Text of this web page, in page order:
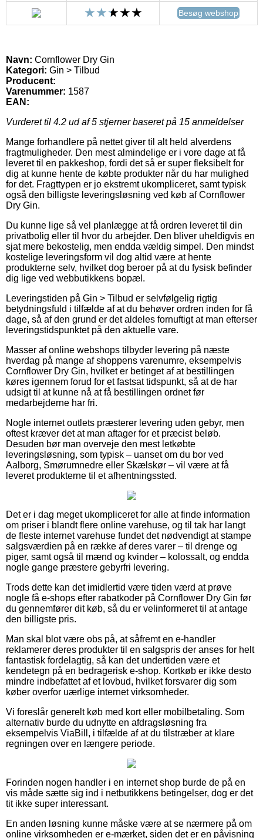
Besøg webshop
Navn: Cornflower Dry Gin
Kategori: Gin > Tilbud
Producent:
Varenummer: 1587
EAN:
Vurderet til 4.2 ud af 5 stjerner baseret på 15 anmeldelser
Mange forhandlere på nettet giver til alt held alverdens
fragtmuligheder. Den mest almindelige er i vore dage at få
leveret til en pakkeshop, fordi det så er super fleksibelt for
dig at kunne hente de købte produkter når du har mulighed
for det. Fragttypen er jo ekstremt ukompliceret, samt typisk
også den billigste leveringsløsning ved køb af Cornflower
Dry Gin.
Du kunne lige så vel planlægge at få ordren leveret til din
privatbolig eller til hvor du arbejder. Den bliver uheldigvis en
sjat mere bekostelig, men endda vældig simpel. Den mindst
kostelige leveringsform vil dog altid være at hente
produkterne selv, hvilket dog beroer på at du fysisk befinder
dig lige ved webbutikkens bopæl.
Leveringstiden på Gin > Tilbud er selvfølgelig rigtig
betydningsfuld i tilfælde af at du behøver ordren inden for få
dage, så af den grund er det aldeles fornuftigt at man efterser
leveringstidspunktet på den aktuelle vare.
Masser af online webshops tilbyder levering på næste
hverdag på mange af shoppens varenumre, eksempelvis
Cornflower Dry Gin, hvilket er betinget af at bestillingen
køres igennem forud for et fastsat tidspunkt, så at de har
udsigt til at kunne nå at få bestillingen ordnet før
medarbejderne har fri.
Nogle internet outlets præsterer levering uden gebyr, men
oftest kræver det at man aftager for et præcist beløb.
Desuden bør man overveje den mest letkøbte
leveringsløsning, som typisk – uanset om du bor ved
Aalborg, Smørumnedre eller Skælskør – vil være at få
leveret produkterne til et afhentningssted.
Det er i dag meget ukompliceret for alle at finde information
om priser i blandt flere online varehuse, og til tak har langt
de fleste internet varehuse fundet det nødvendigt at stampe
salgsværdien på en række af deres varer – til drenge og
piger, samt også til mænd og kvinder – kolossalt, og endda
nogle gange præstere gebyrfri levering.
Trods dette kan det imidlertid være tiden værd at prøve
nogle få e-shops efter rabatkoder på Cornflower Dry Gin før
du gennemfører dit køb, så du er velinformeret til at antage
den billigste pris.
Man skal blot være obs på, at såfremt en e-handler
reklamerer deres produkter til en salgspris der anses for helt
fantastisk fordelagtig, så kan det undertiden være et
kendetegn på en bedragerisk e-shop. Kortkøb er ikke desto
mindre indbefattet af et lovbud, hvilket forsvarer dig som
køber overfor uærlige internet virksomheder.
Vi foreslår generelt køb med kort eller mobilbetaling. Som
alternativ burde du udnytte en afdragsløsning fra
eksempelvis ViaBill, i tilfælde af at du tilstræber at klare
regningen over en længere periode.
Forinden nogen handler i en internet shop burde de på en
vis måde sætte sig ind i netbutikkens betingelser, dog er det
tit ikke super interessant.
En anden løsning kunne måske være at se nærmere på om
online virksomheden er e-mærket, siden det er en påvisning